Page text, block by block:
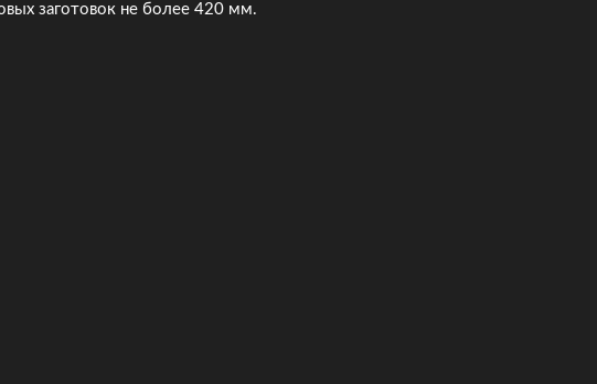
заготовок не более 420 мм.